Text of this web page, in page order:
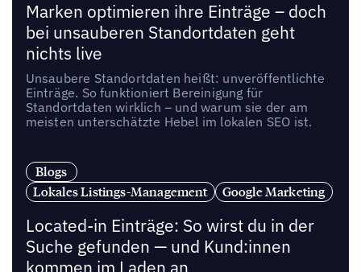
Marken optimieren ihre Einträge – doch
bei unsauberen Standortdaten geht
nichts live
Unsaubere Standortdaten heißt: unveröffentlichte
Einträge. So funktioniert Bereinigung für
Standortdaten wirklich – und warum sie der am
meisten unterschätzte Hebel im lokalen SEO ist.
Blogs
Lokales Listings-Management
Google Marketing
Located-in Einträge: So wirst du in der
Suche gefunden — und Kund:innen